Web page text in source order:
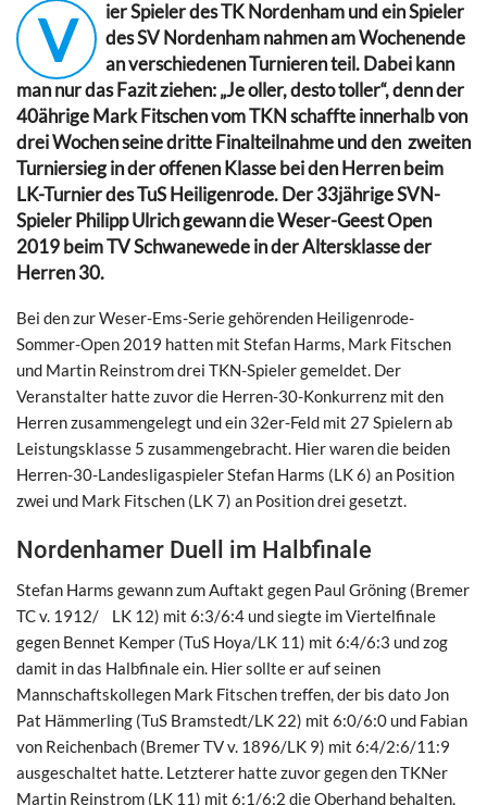
V
ier Spieler des TK Nordenham und ein Spieler
des SV Nordenham nahmen am Wochenende
an verschiedenen Turnieren teil. Dabei kann
man nur das Fazit ziehen: „Je oller, desto toller“, denn der
40ährige Mark Fitschen vom TKN schaffte innerhalb von
drei Wochen seine dritte Finalteilnahme und den zweiten
Turniersieg in der offenen Klasse bei den Herren beim
LK-Turnier des TuS Heiligenrode. Der 33jährige SVN-
Spieler Philipp Ulrich gewann die Weser-Geest Open
2019 beim TV Schwanewede in der Altersklasse der
Herren 30.
Bei den zur Weser-Ems-Serie gehörenden Heiligenrode-
Sommer-Open 2019 hatten mit Stefan Harms, Mark Fitschen
und Martin Reinstrom drei TKN-Spieler gemeldet. Der
Veranstalter hatte zuvor die Herren-30-Konkurrenz mit den
Herren zusammengelegt und ein 32er-Feld mit 27 Spielern ab
Leistungsklasse 5 zusammengebracht. Hier waren die beiden
Herren-30-Landesligaspieler Stefan Harms (LK 6) an Position
zwei und Mark Fitschen (LK 7) an Position drei gesetzt.
Nordenhamer Duell im Halbfinale
Stefan Harms gewann zum Auftakt gegen Paul Gröning (Bremer
TC v. 1912/ LK 12) mit 6:3/6:4 und siegte im Viertelfinale
gegen Bennet Kemper (TuS Hoya/LK 11) mit 6:4/6:3 und zog
damit in das Halbfinale ein. Hier sollte er auf seinen
Mannschaftskollegen Mark Fitschen treffen, der bis dato Jon
Pat Hämmerling (TuS Bramstedt/LK 22) mit 6:0/6:0 und Fabian
von Reichenbach (Bremer TV v. 1896/LK 9) mit 6:4/2:6/11:9
ausgeschaltet hatte. Letzterer hatte zuvor gegen den TKNer
Martin Reinstrom (LK 11) mit 6:1/6:2 die Oberhand behalten,